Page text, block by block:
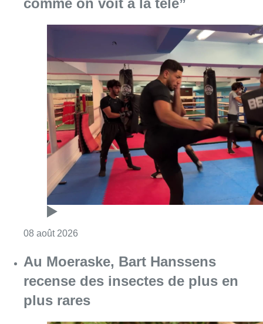
08 août 2026
Au Moeraske, Bart Hanssens
recense des insectes de plus en
plus rares